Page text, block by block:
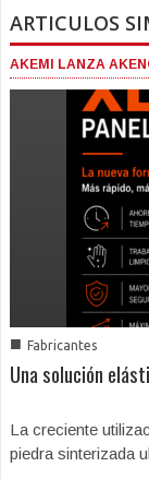
ARTICULOS
AKEMI LANZA
■ Fabricantes
Una solución
La creciente
piedra sinterizada